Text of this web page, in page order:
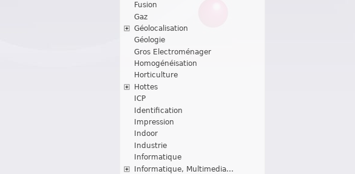
Fusion
Gaz
Géolocalisation
Géologie
Gros Electroménager
Homogénéisation
Horticulture
Hottes
ICP
Identification
Impression
Indoor
Industrie
Informatique
Informatique, Multimedia...